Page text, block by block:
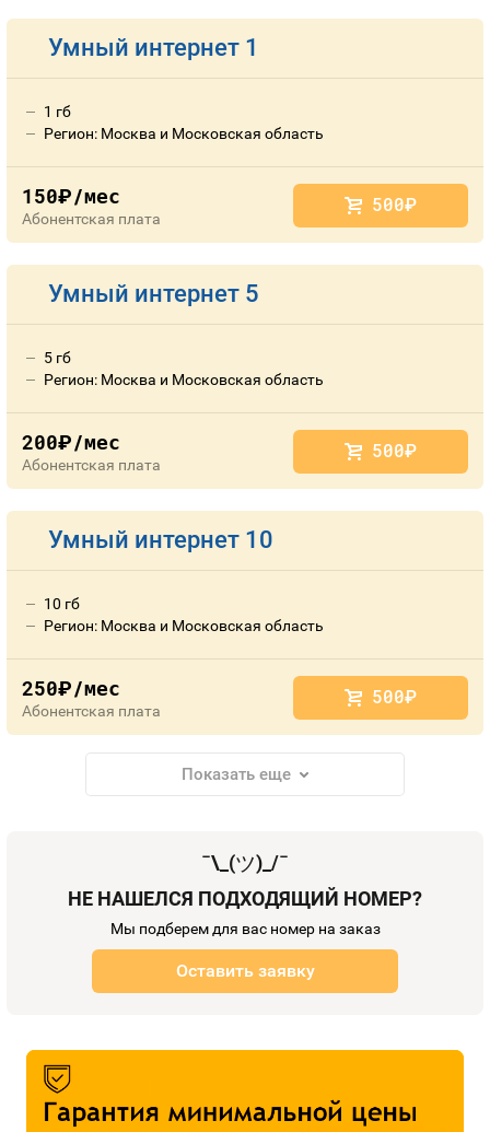
Умный интернет 1
1 гб
Регион: Москва и Московская область
150руб./мес
Абонентская плата
500руб.
Умный интернет 5
5 гб
Регион: Москва и Московская область
200руб./мес
Абонентская плата
500руб.
Умный интернет 10
10 гб
Регион: Москва и Московская область
250руб./мес
Абонентская плата
500руб.
Показать еще
¯\_(ツ)_/¯
НЕ НАШЕЛСЯ ПОДХОДЯЩИЙ НОМЕР?
Мы подберем для вас номер на заказ
Оставить заявку